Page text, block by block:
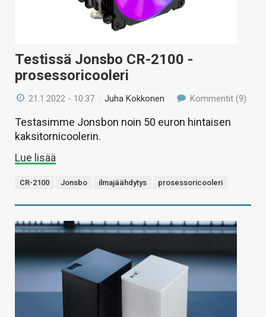
Testissä Jonsbo CR-2100 -
prosessoricooleri
21.1.2022 - 10:37 /Juha Kokkonen Kommentit (9)
Testasimme Jonsbon noin 50 euron hintaisen
kaksitornicoolerin.
Lue lisää
CR-2100 Jonsbo ilmajäähdytys prosessoricooleri